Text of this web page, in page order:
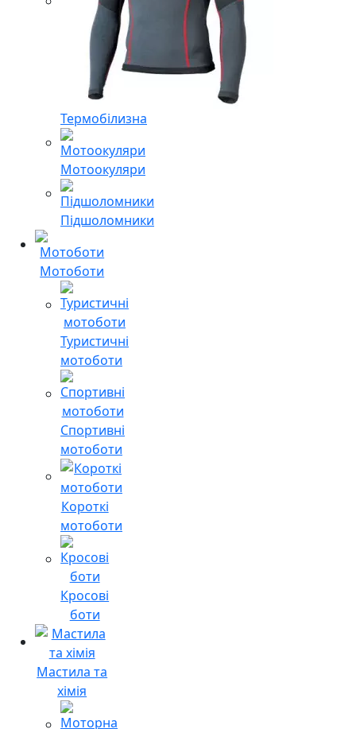
Термобілизна
Мотоокуляри
Підшоломники
Мотоботи
Туристичні
мотоботи
Спортивні
мотоботи
Короткі
мотоботи
Кросові
боти
Мастила та
хімія